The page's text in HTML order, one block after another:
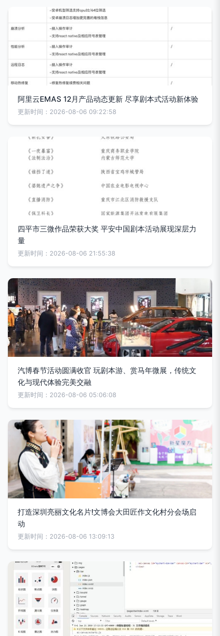
阿里云EMAS 12月产品动态更新 尽享剧本式活动新体验
更新时间：2026-08-06 09:22:58
四平市三微作品荣获大奖 平安中国剧本活动展现深层力
量
更新时间：2026-08-06 21:55:38
汽博春节活动圆满收官 玩剧本游、赏马年微展，传统文
化与现代体验完美交融
更新时间：2026-08-06 05:06:08
打造深圳亮丽文化名片!文博会大田匠作文化村分会场启
动
更新时间：2026-08-06 13:09:13